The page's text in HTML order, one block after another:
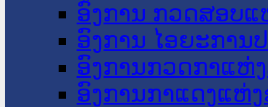
ອົງການ ກວດສອບແ
ອົງການ ໄອຍະການ
ອົງການກວດກາແຫ່
ອົງການກາແດງແຫ່